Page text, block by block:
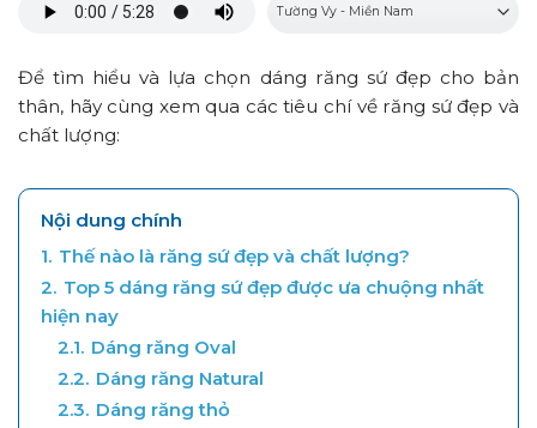
Để tìm hiểu và lựa chọn dáng răng sứ đẹp cho bản
thân, hãy cùng xem qua các tiêu chí về răng sứ đẹp và
chất lượng:
Nội dung chính
1. Thế nào là răng sứ đẹp và chất lượng?
2. Top 5 dáng răng sứ đẹp được ưa chuộng nhất
hiện nay
2.1. Dáng răng Oval
2.2. Dáng răng Natural
2.3. Dáng răng thỏ